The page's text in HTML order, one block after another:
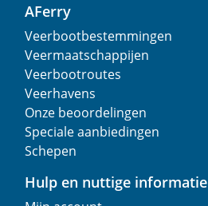
AFerry
Veerbootbestemmingen
Veermaatschappijen
Veerbootroutes
Veerhavens
Onze beoordelingen
Speciale aanbiedingen
Schepen
Hulp en nuttige informatie